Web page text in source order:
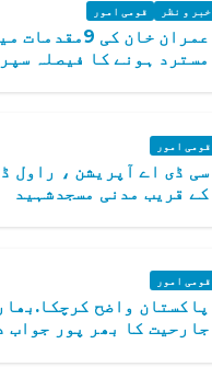
خبر و نظر قومی امور
عمران خان کی
مسترد ہونے کا فیصلہ
قومی امور
سی ڈی اے آپریشن ، راول
کے قریب مدنی مسجدشہید
قومی امور
پاکستان واضح
جارحیت کا بھر پور جواب